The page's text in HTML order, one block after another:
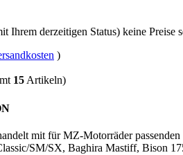
Ihrem derzeitigen Status) keine Preise
)
15 Artikeln)
mit für MZ-Motorräder
SM/SX, Baghira Mastiff, Bison